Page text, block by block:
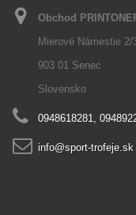
Obchod
Mierové Námestie 2/
903 01 Senec
Slovensko
0948618281,
info@sport-trofeje.sk